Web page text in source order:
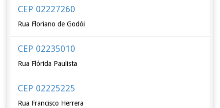
CEP 02227260
Rua Floriano de Godói
CEP 02235010
Rua Flórida Paulista
CEP 02225225
Rua Francisco Herrera